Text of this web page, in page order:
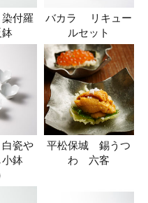
付羅
鉢
バカラ リキュー
ルセット
瓷や
小鉢
平松保城 錫うつ
わ 六客